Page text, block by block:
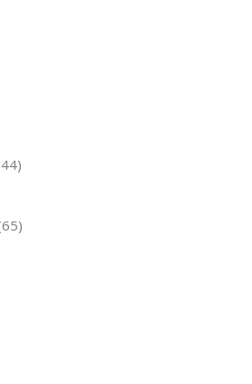
44
65